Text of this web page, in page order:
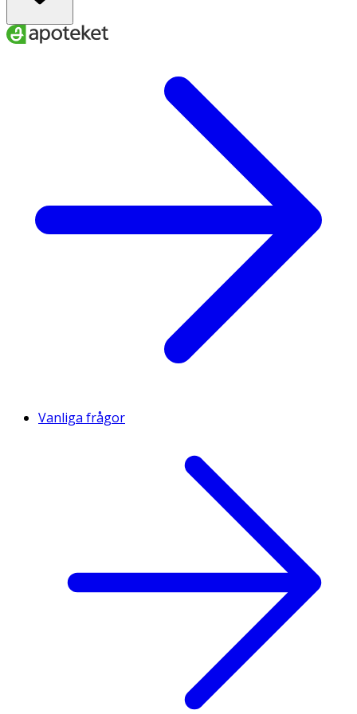
Vanliga frågor